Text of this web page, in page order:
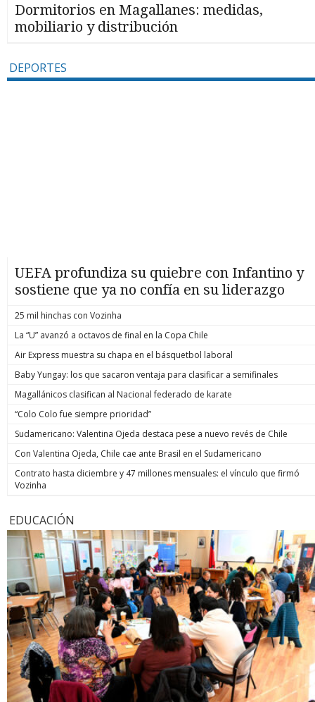
Dormitorios en Magallanes: medidas,
mobiliario y distribución
DEPORTES
UEFA profundiza su quiebre con Infantino y
sostiene que ya no confía en su liderazgo
25 mil hinchas con Vozinha
La “U” avanzó a octavos de final en la Copa Chile
Air Express muestra su chapa en el básquetbol laboral
Baby Yungay: los que sacaron ventaja para clasificar a semifinales
Magallánicos clasifican al Nacional federado de karate
“Colo Colo fue siempre prioridad”
Sudamericano: Valentina Ojeda destaca pese a nuevo revés de Chile
Con Valentina Ojeda, Chile cae ante Brasil en el Sudamericano
Contrato hasta diciembre y 47 millones mensuales: el vínculo que firmó
Vozinha
EDUCACIÓN